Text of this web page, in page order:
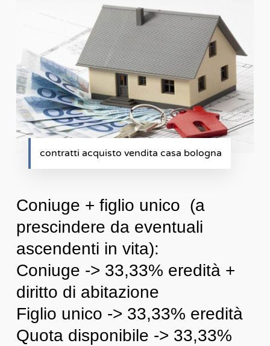
contratti acquisto vendita casa bologna
Coniuge + figlio unico (a
prescindere da eventuali
ascendenti in vita):
Coniuge -> 33,33% eredità +
diritto di abitazione
Figlio unico -> 33,33% eredità
Quota disponibile -> 33,33%